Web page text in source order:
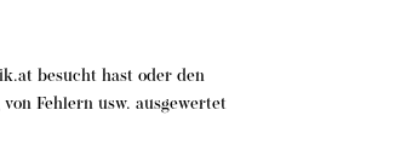
besucht hast oder den
Fehlern usw. ausgewertet